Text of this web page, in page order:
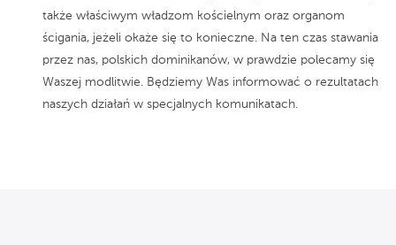
także właściwym władzom kościelnym oraz organom
ścigania, jeżeli okaże się to konieczne. Na ten czas stawania
przez nas, polskich dominikanów, w prawdzie polecamy się
Waszej modlitwie. Będziemy Was informować o rezultatach
naszych działań w specjalnych komunikatach.